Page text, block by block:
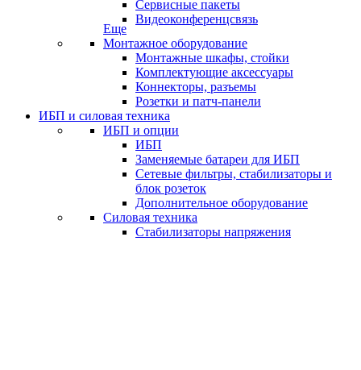
Сервисные пакеты
Видеоконференцсвязь
Еще
Монтажное оборудование
Монтажные шкафы, стойки
Комплектующие аксессуары
Коннекторы, разъемы
Розетки и патч-панели
ИБП и силовая техника
ИБП и опции
ИБП
Заменяемые батареи для ИБП
Сетевые фильтры, стабилизаторы и
блок розеток
Дополнительное оборудование
Силовая техника
Стабилизаторы напряжения